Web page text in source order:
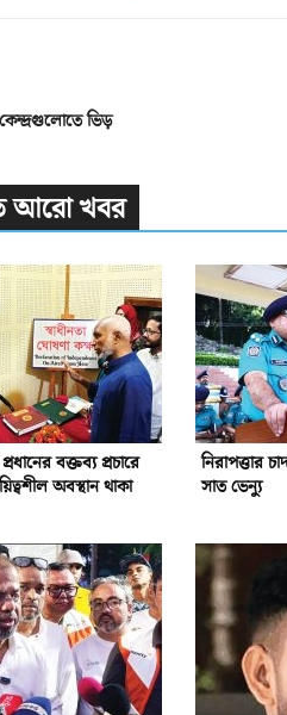
ভিড়
আরো খবর
বক্তব্য প্রচারে
অবস্থান থাকা
নিরাপত্তার
সাত ভেন্যু